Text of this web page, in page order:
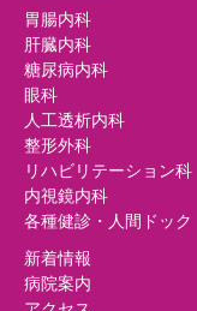
胃腸内科
肝臓内科
糖尿病内科
眼科
人工透析内科
整形外科
リハビリテーション科
内視鏡内科
各種健診・人間ドック
新着情報
病院案内